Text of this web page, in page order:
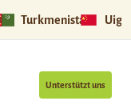
Turkmenistan
Unterstützt uns